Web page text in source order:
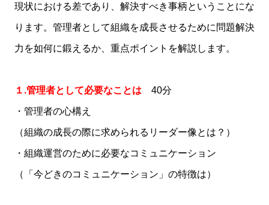
現状における差であり、解決すべき事柄ということにな
ります。管理者として組織を成長させるために問題解決
力を如何に鍛えるか、重点ポイントを解説します。
１.管理者として必要なことは 40分
・管理者の心構え
（組織の成長の際に求められるリーダー像とは？）
・組織運営のために必要なコミュニケーション
（「今どきのコミュニケーション」の特徴は）